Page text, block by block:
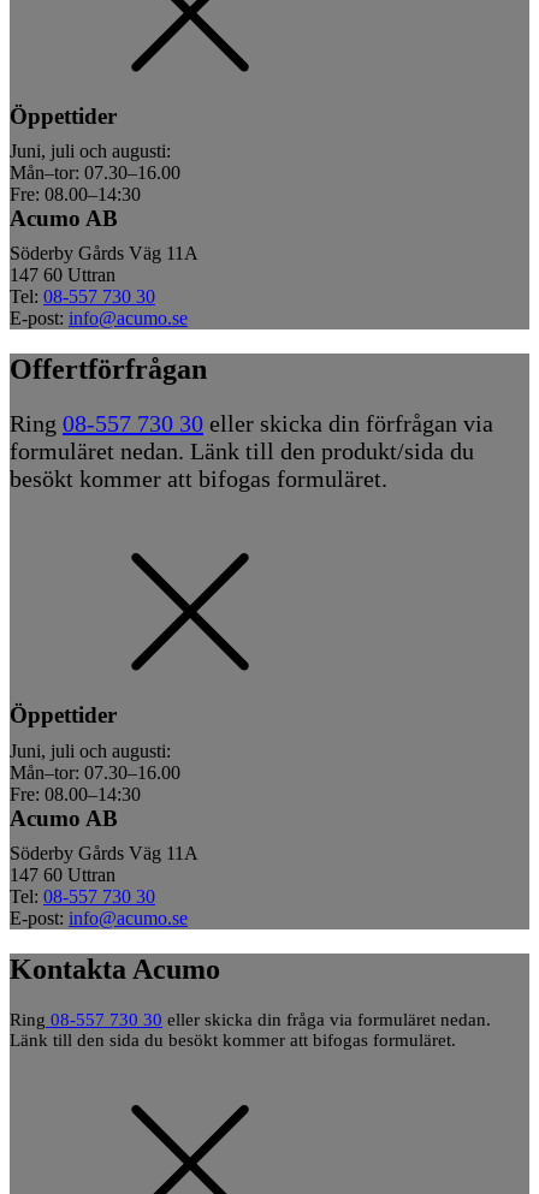
Öppettider
Juni, juli och augusti:
Mån–tor: 07.30–16.00
Fre: 08.00–14:30
Acumo AB
Söderby Gårds Väg 11A
147 60 Uttran
Tel: 08-557 730 30
E-post: info@acumo.se
Offertförfrågan
Ring 08-557 730 30 eller skicka din förfrågan via
formuläret nedan. Länk till den produkt/sida du
besökt kommer att bifogas formuläret.
Öppettider
Juni, juli och augusti:
Mån–tor: 07.30–16.00
Fre: 08.00–14:30
Acumo AB
Söderby Gårds Väg 11A
147 60 Uttran
Tel: 08-557 730 30
E-post: info@acumo.se
Kontakta Acumo
Ring 08-557 730 30 eller skicka din fråga via formuläret nedan.
Länk till den sida du besökt kommer att bifogas formuläret.